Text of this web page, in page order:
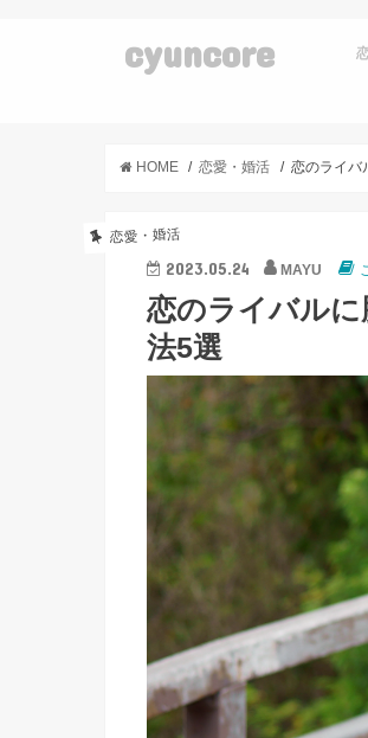
cyuncore
HOME 恋愛・婚活
恋愛・婚活
2023.05.24 MAYU
恋のライバル
法5選